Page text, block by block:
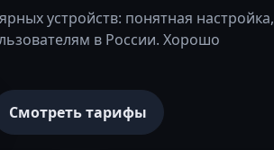
устройств: понятная настройка,
в России. Хорошо
Смотреть тарифы